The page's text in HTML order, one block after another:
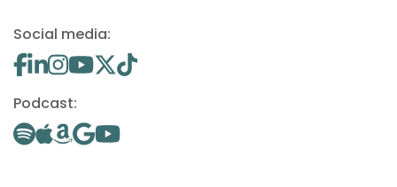
Social media:
Podcast: